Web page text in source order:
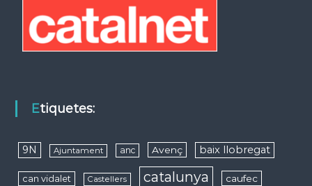
Etiquetes:
9N Ajuntament anc Avenç baix llobregat
can vidalet Castellers catalunya caufec